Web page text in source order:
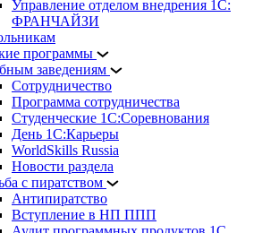
Управление отделом внедрения 1С:
ФРАНЧАЙЗИ
программы
заведениям
Сотрудничество
Программа сотрудничества
Студенческие 1С:Соревнования
День 1С:Карьеры
WorldSkills Russia
Новости раздела
с пиратством
Антипиратство
Вступление в НП ППП